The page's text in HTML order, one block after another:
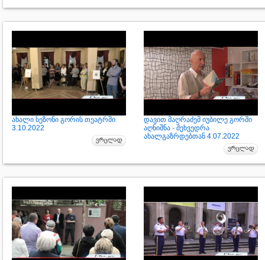
ახალი სეზონი გორის თეატრში
3.10.2022
დავით მაღრაძემ იუბილე გორში
აღნიშნა - შეხვედრა
ახალგაზრდებთან 4.07.2022